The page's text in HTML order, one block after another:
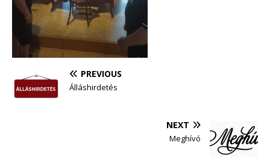
PREVIOUS
Álláshirdetés
NEXT
Meghívó